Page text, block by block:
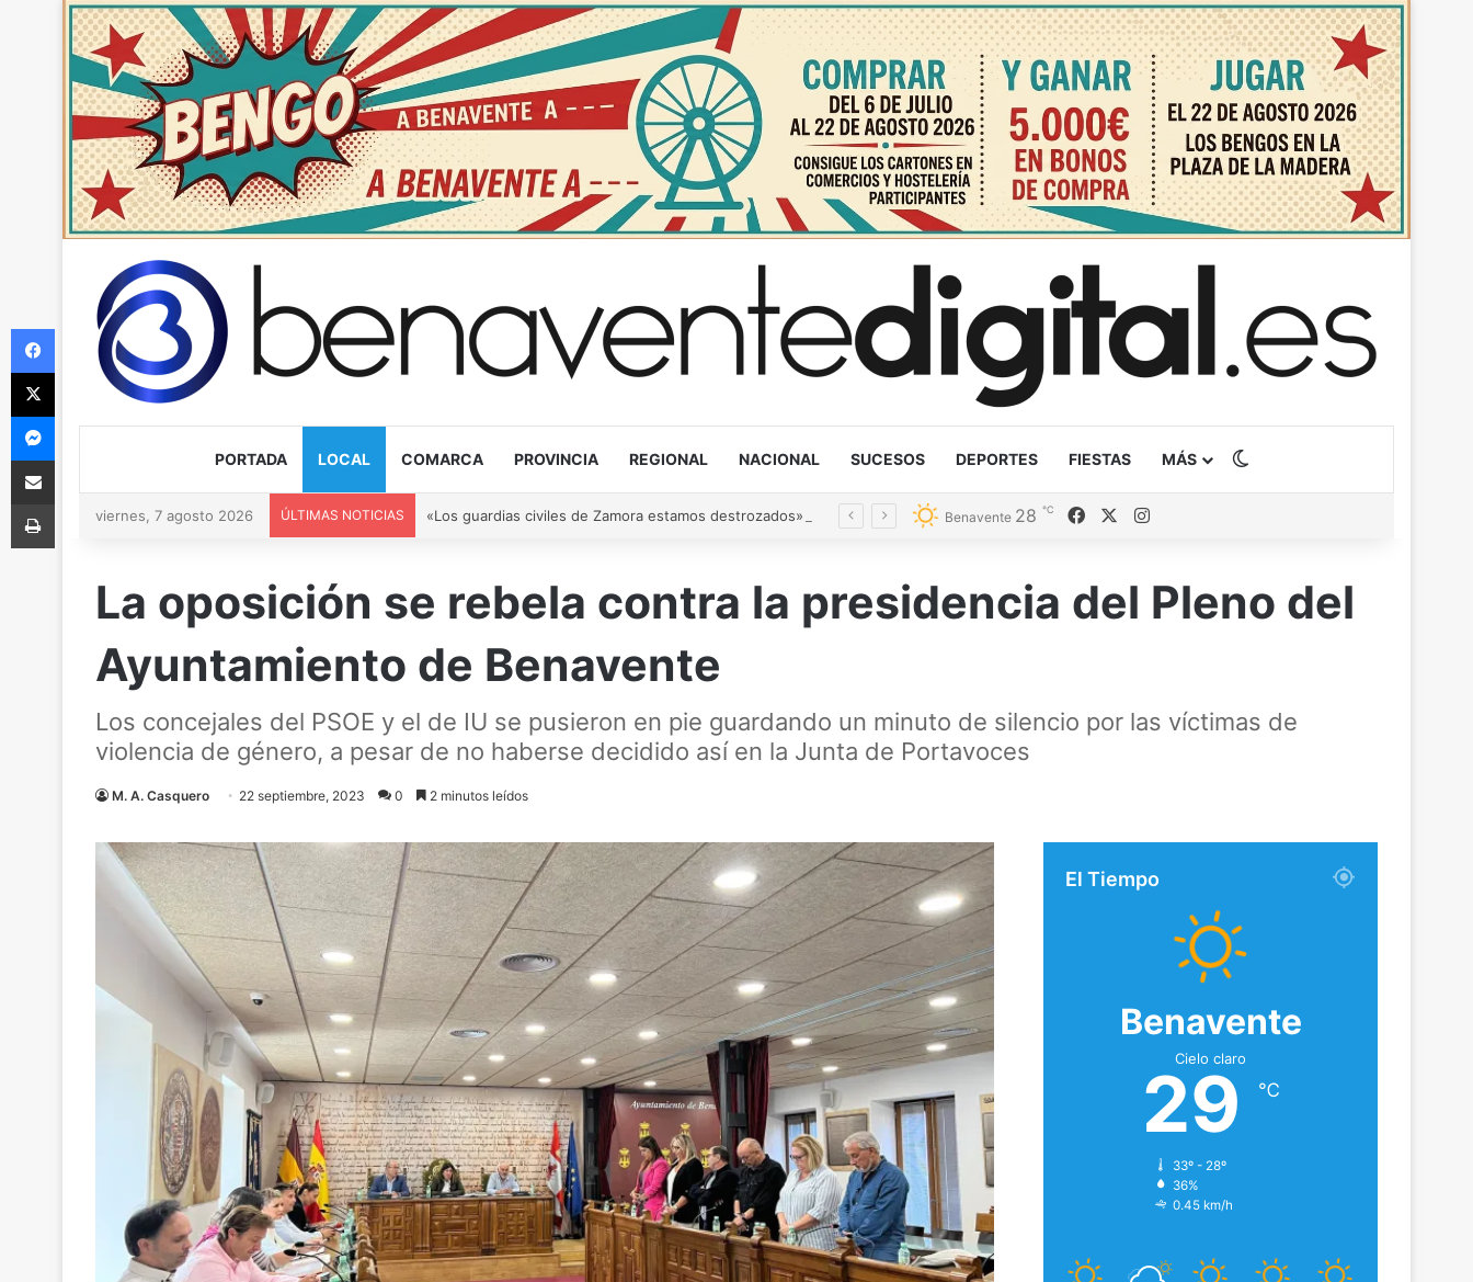
PORTADA LOCAL COMARCA PROVINCIA REGIONAL NACIONAL SUCESOS DEPORTES FIESTAS MÁS
viernes, 7 agosto 2026 ÚLTIMAS NOTICIAS Benavente 28 ℃ FacebookInstagram
La oposición se rebela contra la presidencia del Pleno del
Ayuntamiento de Benavente
Los concejales del PSOE y el de IU se pusieron en pie guardando un minuto de silencio por las víctimas de
violencia de género, a pesar de no haberse decidido así en la Junta de Portavoces
M. A. Casquero 22 septiembre, 2023 0 2 minutos leídos
El Tiempo
Benavente
Cielo claro
29 ℃
33º - 28º
36%
0.45 km/h
Facebook
X
Messenger
Compartir via Email